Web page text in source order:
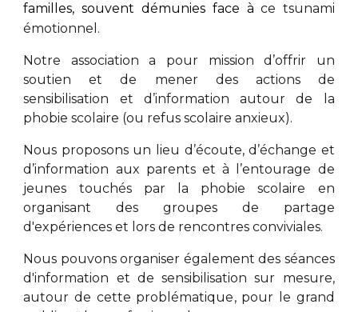
familles, souvent démunies face à ce tsunami
émotionnel.
Notre associationa pour mission d’offrir un
soutien et de mener des actions de
sensibilisation et d’information autour de la
phobie scolaire (ou refus scolaire anxieux).
Nous proposons un lieu d’écoute, d’échange et
d’information aux parents et à l’entourage de
jeunes touchés par la phobie scolaire en
organisantdes groupes de partage
d'expériences et lors de rencontres conviviales.
Nous pouvonsorganiser également des séances
d'information et de sensibilisation sur mesure,
autour de cette problématique, pour le grand